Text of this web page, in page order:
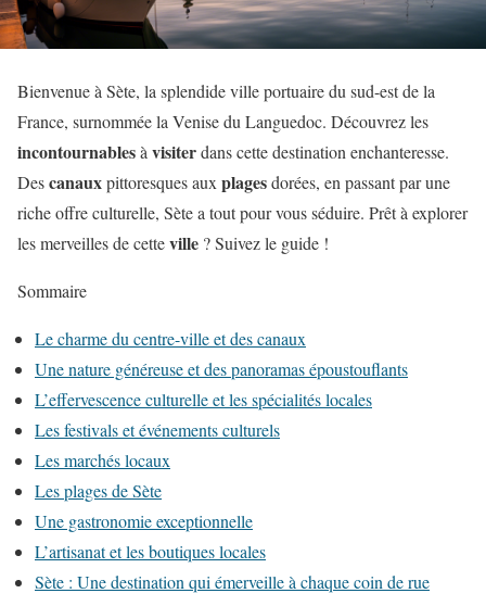
Bienvenue à Sète, la splendide ville portuaire du sud-est de la
France, surnommée la Venise du Languedoc. Découvrez les
incontournablesà visiterdans cette destination enchanteresse.
Descanauxpittoresques aux plagesdorées, en passant par une
riche offre culturelle, Sète a tout pour vous séduire. Prêt à explorer
les merveilles de cetteville ? Suivez le guide !
Sommaire
Le charme du centre-ville et des canaux
Une nature généreuse et des panoramas époustouflants
L’effervescence culturelle et les spécialités locales
Les festivals et événements culturels
Les marchés locaux
Les plages de Sète
Une gastronomie exceptionnelle
L’artisanat et les boutiques locales
Sète : Une destination qui émerveille à chaque coin de rue